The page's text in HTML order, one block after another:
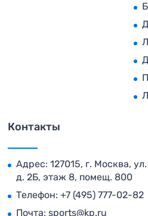
Контакты
Адрес: 127015, г. Москва,
д. 2Б, этаж 8, помещ. 800
Телефон: +7 (495) 777-02-82
Почта: sports@kp.ru